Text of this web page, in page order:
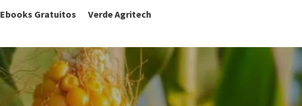
Ebooks Gratuitos Verde Agritech